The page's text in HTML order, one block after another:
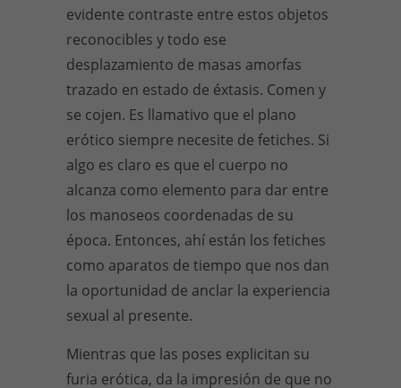
evidente contraste entre estos objetos
reconocibles y todo ese
desplazamiento de masas amorfas
trazado en estado de éxtasis. Comen y
se cojen. Es llamativo que el plano
erótico siempre necesite de fetiches. Si
algo es claro es que el cuerpo no
alcanza como elemento para dar entre
los manoseos coordenadas de su
época. Entonces, ahí están los fetiches
como aparatos de tiempo que nos dan
la oportunidad de anclar la experiencia
sexual al presente.
Mientras que las poses explicitan su
furia erótica, da la impresión de que no